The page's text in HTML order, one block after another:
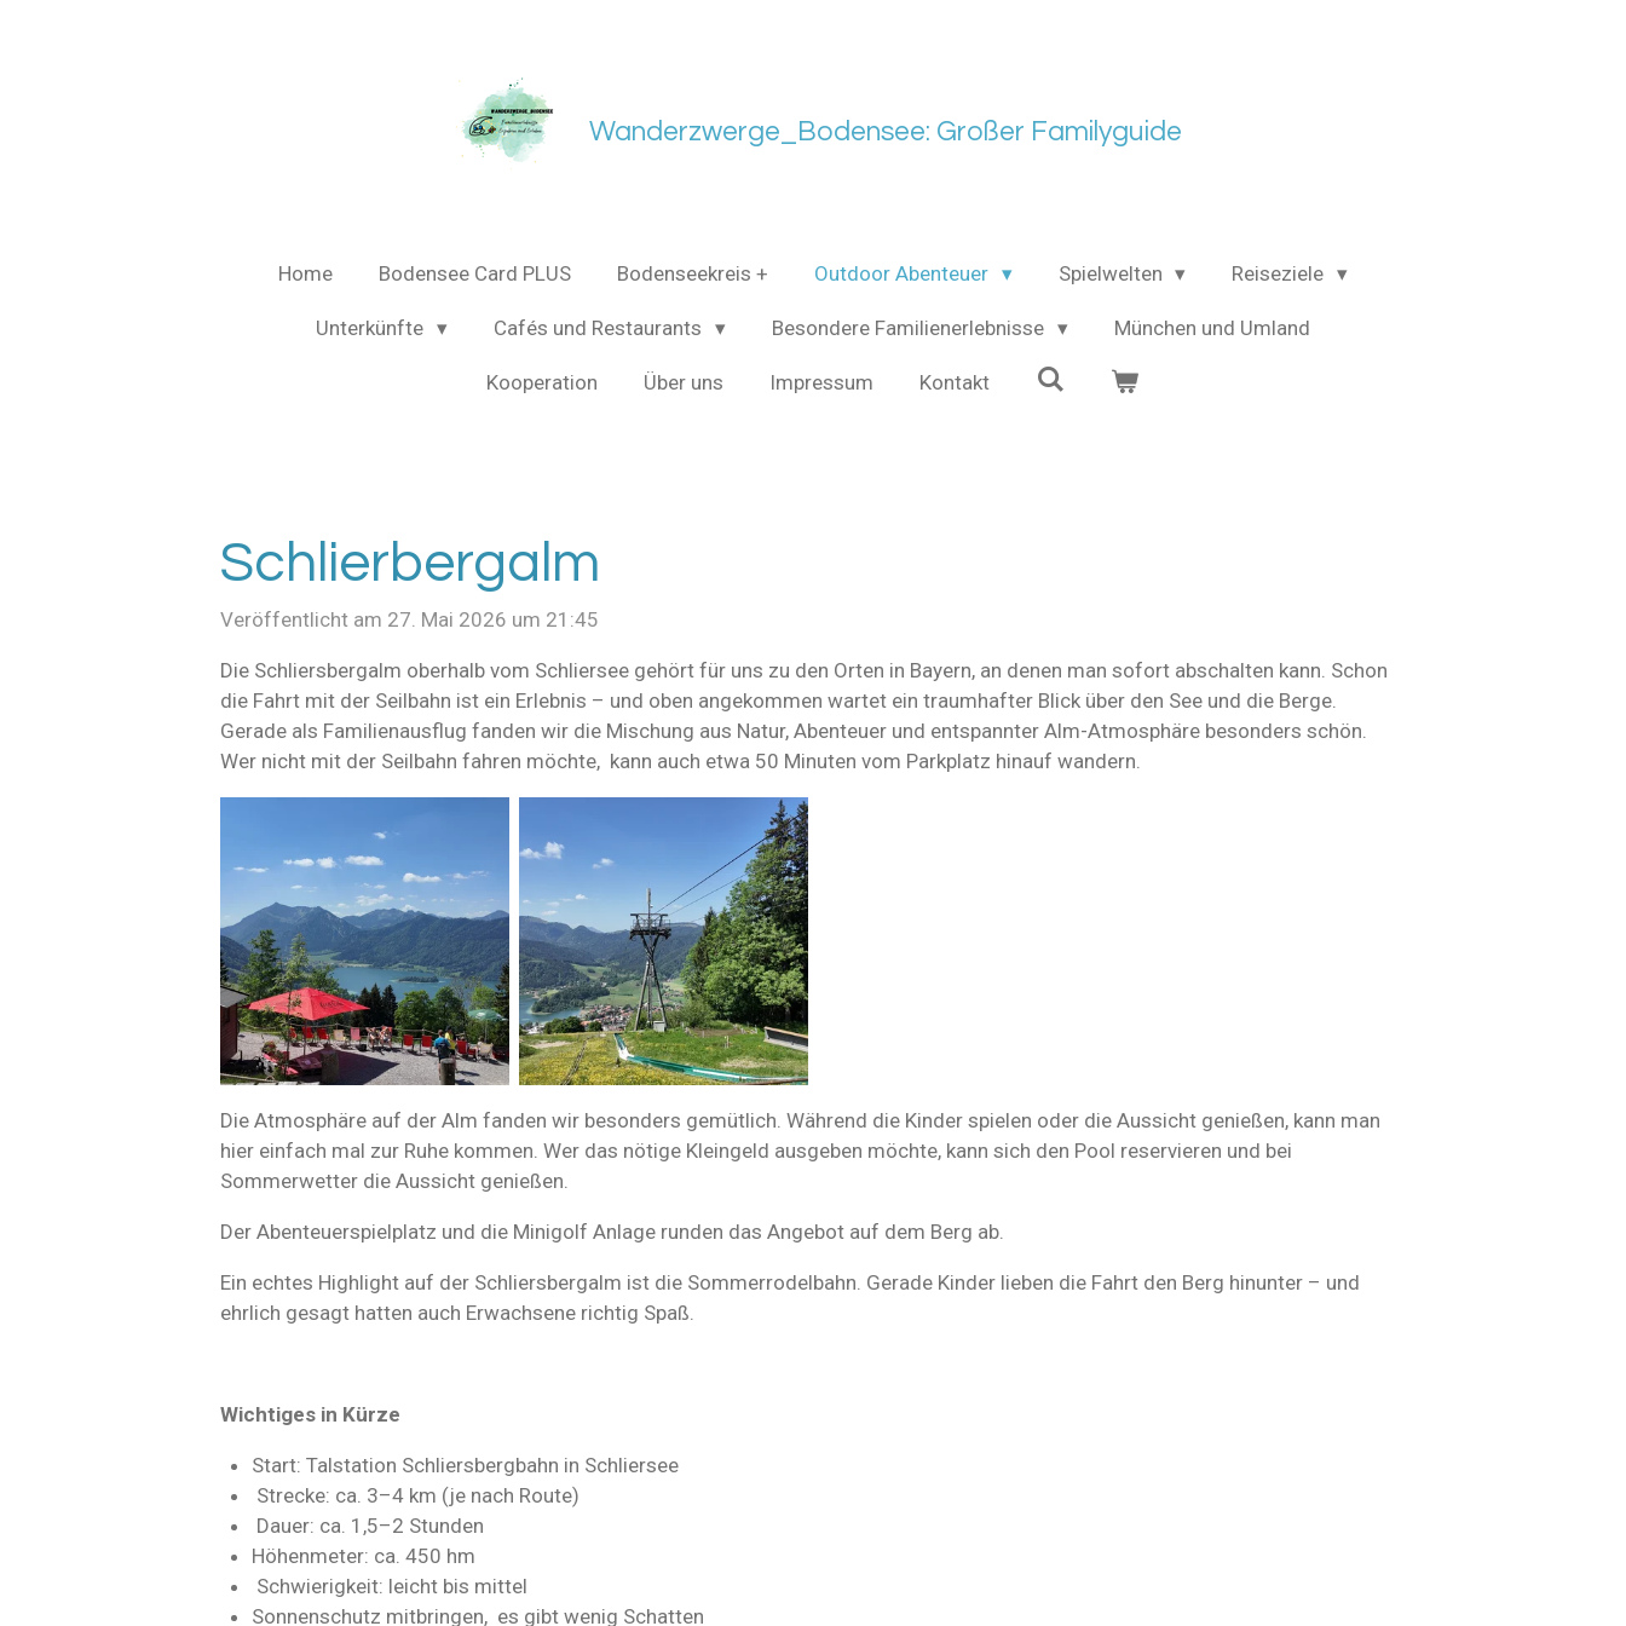
Wanderzwerge_Bodensee: Großer Familyguide
Home Bodensee Card PLUS Bodenseekreis + Outdoor Abenteuer Spielwelten Reiseziele
Unterkünfte Cafés und Restaurants Besondere Familienerlebnisse München und Umland
Kooperation Über uns Impressum Kontakt
Schlierbergalm
Veröffentlicht am 27. Mai 2026 um 21:45
Die Schliersbergalm oberhalb vom Schliersee gehört für uns zu den Orten in Bayern, an denen man sofort abschalten kann. Schon
die Fahrt mit der Seilbahn ist ein Erlebnis – und oben angekommen wartet ein traumhafter Blick über den See und die Berge.
Gerade als Familienausflug fanden wir die Mischung aus Natur, Abenteuer und entspannter Alm-Atmosphäre besonders schön.
Wer nicht mit der Seilbahn fahren möchte, kann auch etwa 50 Minuten vom Parkplatz hinauf wandern.
Die Atmosphäre auf der Alm fanden wir besonders gemütlich. Während die Kinder spielen oder die Aussicht genießen, kann man
hier einfach mal zur Ruhe kommen. Wer das nötige Kleingeld ausgeben möchte, kann sich den Pool reservieren und bei
Sommerwetter die Aussicht genießen.
Der Abenteuerspielplatz und die Minigolf Anlage runden das Angebot auf dem Berg ab.
Ein echtes Highlight auf der Schliersbergalm ist die Sommerrodelbahn. Gerade Kinder lieben die Fahrt den Berg hinunter – und
ehrlich gesagt hatten auch Erwachsene richtig Spaß.
Wichtiges in Kürze
Start: Talstation Schliersbergbahn in Schliersee
Strecke: ca. 3–4 km (je nach Route)
Dauer: ca. 1,5–2 Stunden
Höhenmeter: ca. 450 hm
Schwierigkeit: leicht bis mittel
Sonnenschutz mitbringen, es gibt wenig Schatten